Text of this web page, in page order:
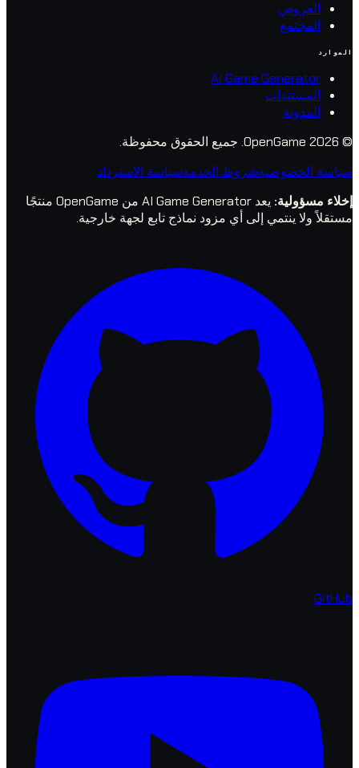
AI Game
جميع الحقوق محفوظة.
شروط الخدمة سياسة الاسترداد
:
يعد AI Game Generator من OpenGame منتجًا
ينتمي إلى أي مزود نماذج تابع لجهة خارجية.